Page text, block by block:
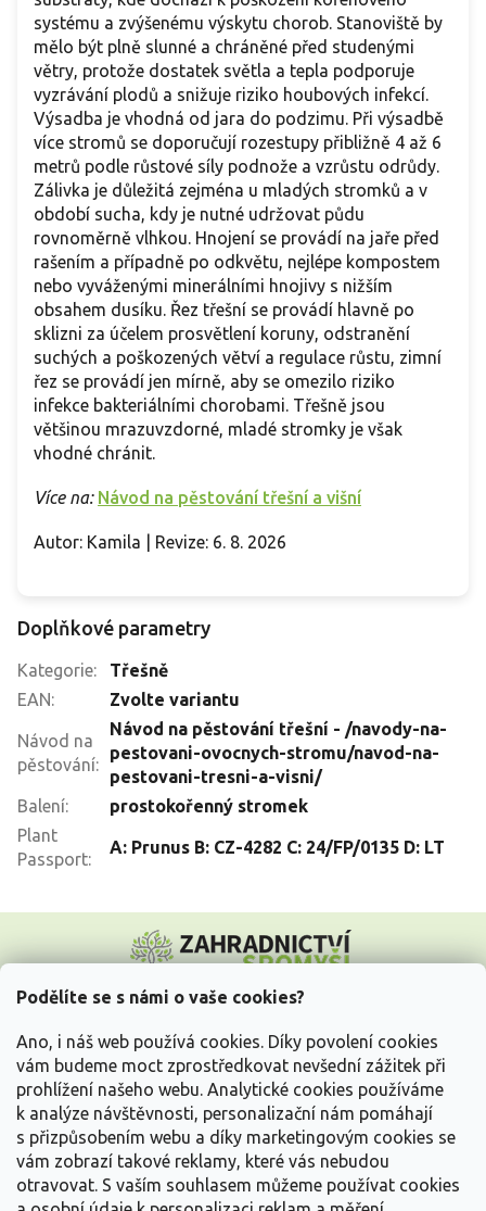
Podělíte se s námi o vaše cookies?
Ano, i náš web používá cookies. Díky povolení cookies
vám budeme moct zprostředkovat nevšední zážitek při
prohlížení našeho webu. Analytické cookies používáme
k analýze návštěvnosti, personalizační nám pomáhají
s přizpůsobením webu a díky marketingovým cookies se
vám zobrazí takové reklamy, které vás nebudou
otravovat. S vaším souhlasem můžeme používat cookies
systému a zvýšenému výskytu chorob. Stanoviště by
mělo být plně slunné a chráněné před studenými
větry, protože dostatek světla a tepla podporuje
vyzrávání plodů a snižuje riziko houbových infekcí.
Výsadba je vhodná od jara do podzimu. Při výsadbě
více stromů se doporučují rozestupy přibližně 4 až 6
metrů podle růstové síly podnože a vzrůstu odrůdy.
Zálivka je důležitá zejména u mladých stromků a v
období sucha, kdy je nutné udržovat půdu
rovnoměrně vlhkou. Hnojení se provádí na jaře před
rašením a případně po odkvětu, nejlépe kompostem
nebo vyváženými minerálními hnojivy s nižším
obsahem dusíku. Řez třešní se provádí hlavně po
sklizni za účelem prosvětlení koruny, odstranění
suchých a poškozených větví a regulace růstu, zimní
řez se provádí jen mírně, aby se omezilo riziko
infekce bakteriálními chorobami. Třešně jsou
většinou mrazuvzdorné, mladé stromky je však
vhodné chránit.
Více na: Návod na pěstování třešní a višní
Autor: Kamila | Revize: 6. 8. 2026
Doplňkové parametry
Kategorie:
Třešně
EAN: Zvolte variantu
Návod na
pěstování:
Návod na pěstování třešní - /navody-na-
pestovani-ovocnych-stromu/navod-na-
pestovani-tresni-a-visni/
Balení:
prostokořenný stromek
Plant
Passport:
A: Prunus B: CZ-4282 C: 24/FP/0135 D: LT
p
Vše o nákupu
Informace pro Vás
Kontakujte nás